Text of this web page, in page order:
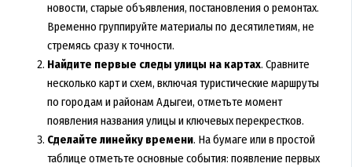
новости, старые объявления, постановления о ремонтах.
Временно группируйте материалы по десятилетиям, не
стремясь сразу к точности.
Найдите первые следы улицы на картах. Сравните
несколько карт и схем, включая туристические маршруты
по городам и районам Адыгеи, отметьте момент
появления названия улицы и ключевых перекрестков.
Сделайте линейку времени. На бумаге или в простой
таблице отметьте основные события: появление первых